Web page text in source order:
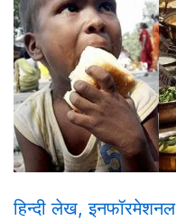
हिन्दी लेख,इनफॉरमेशनल